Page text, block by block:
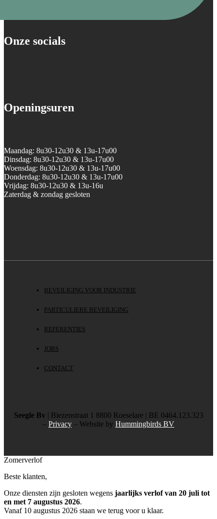
Onze socials
Openingsuren
Maandag: 8u30-12u30 & 13u-17u00
Dinsdag: 8u30-12u30 & 13u-17u00
Woensdag: 8u30-12u30 & 13u-17u00
Donderdag: 8u30-12u30 & 13u-17u00
Vrijdag: 8u30-12u30 & 13u-16u
Zaterdag & zondag gesloten
BEVEILIGING VOOR INDUSTRIE
PARTICULIERE BEVEILIGING
REFERENTIES
JOBS
CONTACT
Seegle Bv| Biezenstraat 1 8800 Roeselare | BE 0464.123.323
– Privacy – Website by Hummingbirds BV
Zomerverlof
Beste klanten,
Onze diensten zijn gesloten wegens jaarlijks verlof van 20 juli tot
en met 7 augustus 2026.
Vanaf 10 augustus 2026 staan we terug voor u klaar.